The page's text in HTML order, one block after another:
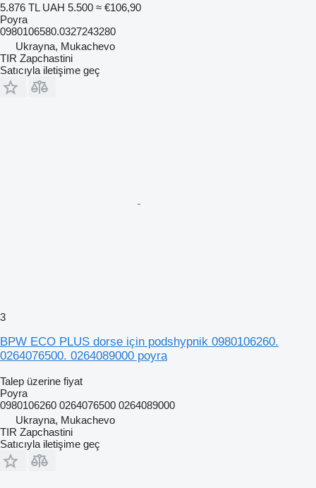
5.876 TL UAH 5.500 ≈ €106,90
Poyra
0980106580.0327243280
Ukrayna, Mukachevo
TIR Zapchastini
Satıcıyla iletişime geç
3
BPW ECO PLUS dorse için podshypnik 0980106260.
0264076500. 0264089000 poyra
Talep üzerine fiyat
Poyra
0980106260 0264076500 0264089000
Ukrayna, Mukachevo
TIR Zapchastini
Satıcıyla iletişime geç